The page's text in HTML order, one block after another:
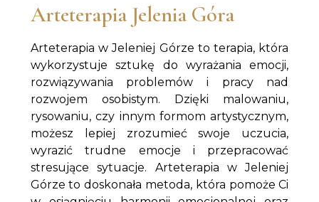
Arteterapia Jelenia Góra
Arteterapia w Jeleniej Górze to terapia, która
wykorzystuje sztukę do wyrażania emocji,
rozwiązywania problemów i pracy nad
rozwojem osobistym. Dzięki malowaniu,
rysowaniu, czy innym formom artystycznym,
możesz lepiej zrozumieć swoje uczucia,
wyrazić trudne emocje i przepracować
stresujące sytuacje. Arteterapia w Jeleniej
Górze to doskonała metoda, która pomoże Ci